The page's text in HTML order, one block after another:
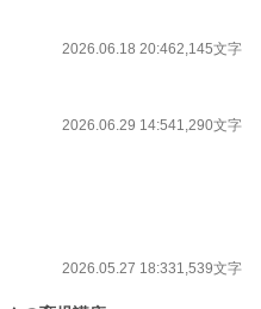
2026.06.18 20:462,145文字
2026.06.29 14:541,290文字
2026.05.27 18:331,539文字